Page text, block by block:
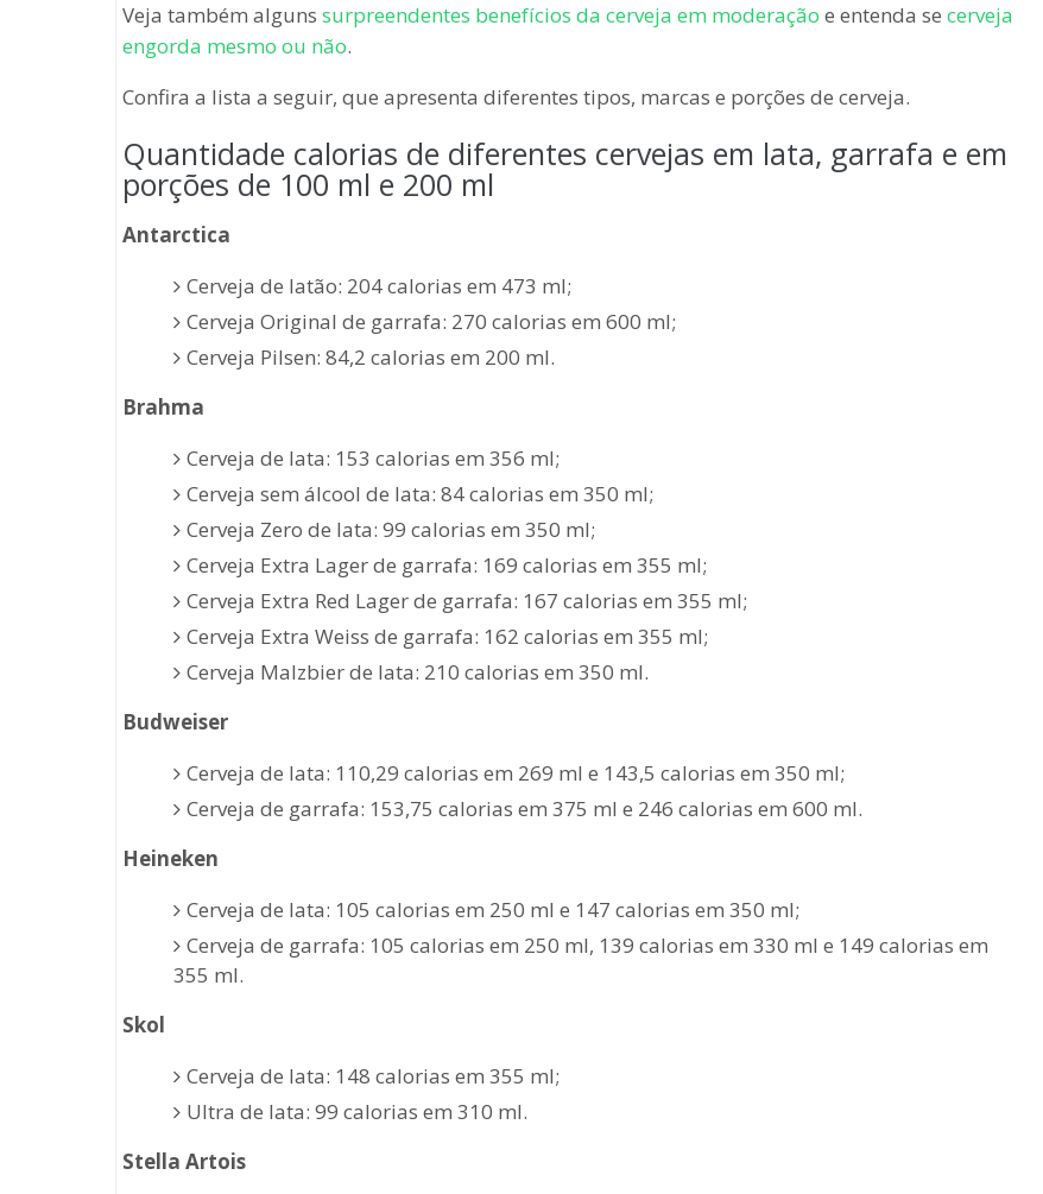
Veja também alguns surpreendentes benefícios da cerveja em moderação e entenda se cerveja
engorda mesmo ou não.
Confira a lista a seguir, que apresenta diferentes tipos, marcas e porções de cerveja.
Quantidade calorias de diferentes cervejas em lata, garrafa e em
porções de 100 ml e 200 ml
Antarctica
Cerveja de latão: 204 calorias em 473 ml;
Cerveja Original de garrafa: 270 calorias em 600 ml;
Cerveja Pilsen: 84,2 calorias em 200 ml.
Brahma
Cerveja de lata: 153 calorias em 356 ml;
Cerveja sem álcool de lata: 84 calorias em 350 ml;
Cerveja Zero de lata: 99 calorias em 350 ml;
Cerveja Extra Lager de garrafa: 169 calorias em 355 ml;
Cerveja Extra Red Lager de garrafa: 167 calorias em 355 ml;
Cerveja Extra Weiss de garrafa: 162 calorias em 355 ml;
Cerveja Malzbier de lata: 210 calorias em 350 ml.
Budweiser
Cerveja de lata: 110,29 calorias em 269 ml e 143,5 calorias em 350 ml;
Cerveja de garrafa: 153,75 calorias em 375 ml e 246 calorias em 600 ml.
Heineken
Cerveja de lata: 105 calorias em 250 ml e 147 calorias em 350 ml;
Cerveja de garrafa: 105 calorias em 250 ml, 139 calorias em 330 ml e 149 calorias em
355 ml.
Skol
Cerveja de lata: 148 calorias em 355 ml;
Ultra de lata: 99 calorias em 310 ml.
Stella Artois